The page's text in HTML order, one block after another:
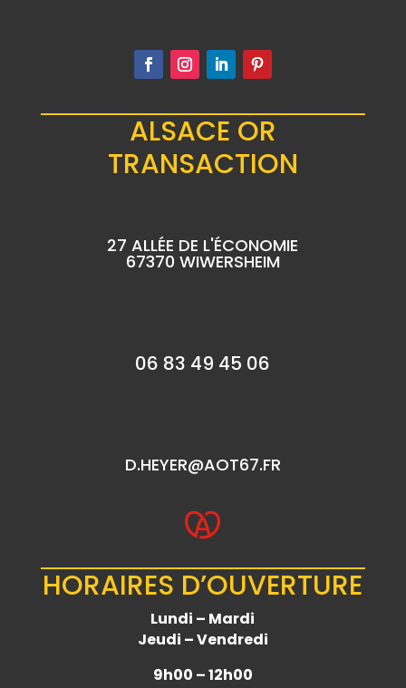
ALSACE OR
TRANSACTION
27 ALLÉE DE L'ÉCONOMIE
67370 WIWERSHEIM
06 83 49 45 06
D.HEYER@AOT67.FR
HORAIRES D’OUVERTURE
Lundi – Mardi
Jeudi – Vendredi
9h00 – 12h00